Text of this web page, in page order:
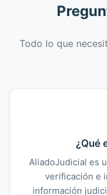
Todo lo que
¿Qué
AliadoJudicial es
verificación e
información